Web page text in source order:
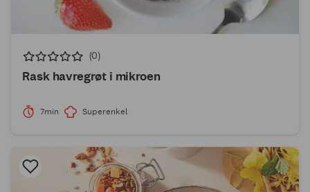
(0)
Rask havregrøt i mikroen
7min Superenkel